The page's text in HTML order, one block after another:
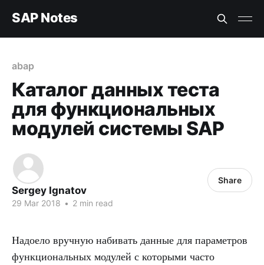
SAP Notes
abap
Каталог данных теста
для функциональных
модулей системы SAP
Sergey Ignatov
29 Mar 2018 • 2 min read
Share
Надоело вручную набивать данные для параметров
функциональных модулей с которыми часто